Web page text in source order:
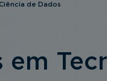
aqui
de Dados
em